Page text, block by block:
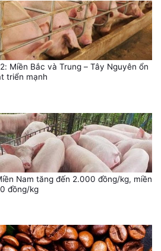
Miền Bắc và Trung – Tây Nguyên ổn
triển mạnh
Nam tăng đến 2.000 đồng/kg, miền
đồng/kg